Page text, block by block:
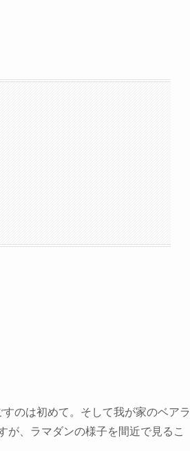
のは初めて。そして我が家のベアラ
が、ラマダンの様子を間近で見るこ